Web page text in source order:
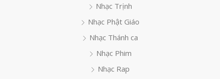
Nhạc Trịnh
Nhạc Phật Giáo
Nhạc Thánh ca
Nhạc Phim
Nhạc Rap